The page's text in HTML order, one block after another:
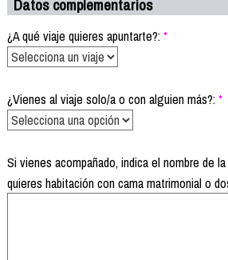
Datos complementarios
¿A qué viaje quieres apuntarte?:*
¿Vienes al viaje solo/a o con alguien más?:*
Si vienes acompañado, indica el nombre de
quieres habitación con cama matrimonial o